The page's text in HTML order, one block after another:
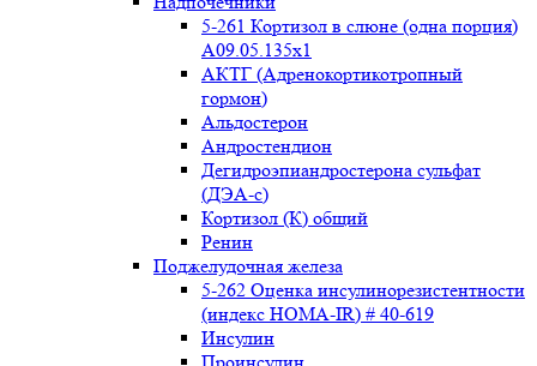
5-261 Кортизол в слюне (одна порция)
A09.05.135x1
АКТГ (Адренокортикотропный
гормон)
Альдостерон
Андростендион
Дегидроэпиандростерона сульфат
(ДЭА-с)
Кортизол (К) общий
Ренин
Поджелудочная железа
5-262 Оценка инсулинорезистентности
(индекс HOMA-IR) # 40-619
Инсулин